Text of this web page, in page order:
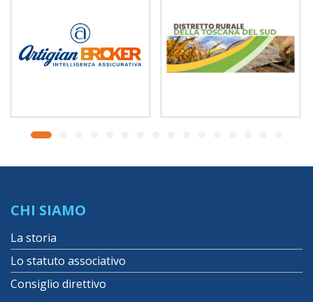
CHI SIAMO
La storia
Lo statuto associativo
Consiglio direttivo